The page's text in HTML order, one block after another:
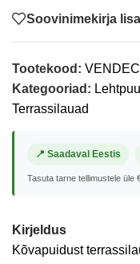
Soovinimekirja
Tootekood:
Kategooriad: Lehtpuu
Terrassilauad
📍 Saadaval Eestis
Tasuta tarne tellimustele üle
Kirjeldus
Kõvapuidust